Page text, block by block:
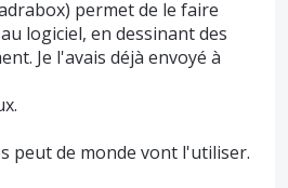
permet de le faire
logiciel, en dessinant des
Je l'avais déjà envoyé à
peut de monde vont l'utiliser.